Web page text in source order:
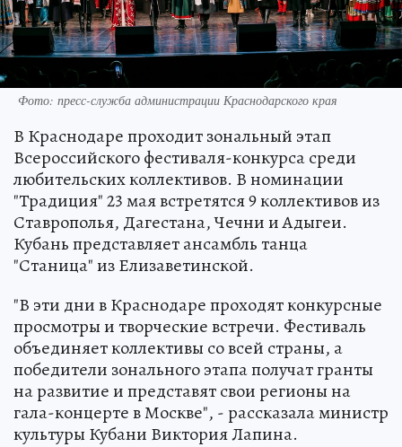
Фото: пресс-служба администрации Краснодарского края
В Краснодаре проходит зональный этап
Всероссийского фестиваля-конкурса среди
любительских коллективов. В номинации
"Традиция" 23 мая встретятся 9 коллективов из
Ставрополья, Дагестана, Чечни и Адыгеи.
Кубань представляет ансамбль танца
"Станица" из Елизаветинской.
"В эти дни в Краснодаре проходят конкурсные
просмотры и творческие встречи. Фестиваль
объединяет коллективы со всей страны, а
победители зонального этапа получат гранты
на развитие и представят свои регионы на
гала-концерте в Москве", - рассказала министр
культуры Кубани Виктория Лапина.